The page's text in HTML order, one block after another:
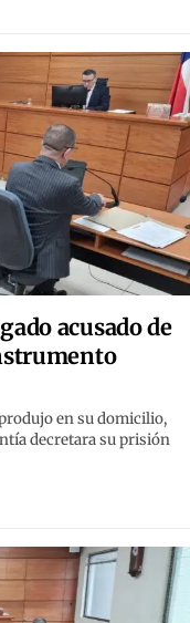
acusado de
en su domicilio,
decretara su prisión